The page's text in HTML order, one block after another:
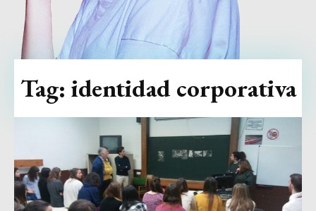
Tag: identidad corporativa